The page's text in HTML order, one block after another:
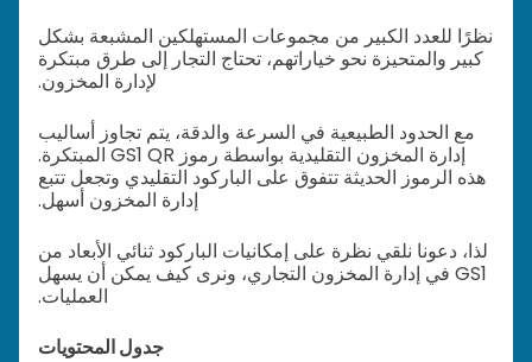
نظرًا للعدد الكبير من مجموعات المستهلكين المشبعة بشكل
كبير والمتحيزة نحو خياراتهم، تحتاج التجار إلى طرق مبتكرة
لإدارة المخزون.
مع الحدود الطبيعية في السرعة والدقة، يتم تجاوز أساليب
إدارة المخزون التقليدية بواسطة رموز GS1 QR المبتكرة.
هذه الرموز الحديثة تتفوق على الباركود التقليدي وتجعل تتبع
إدارة المخزون أسهل.
لذا، دعونا نلقي نظرة على إمكانيات الباركود ثنائي الأبعاد من
GS1 في إدارة المخزون التجاري، ونرى كيف يمكن أن يسهل
العمليات.
جدول المحتويات